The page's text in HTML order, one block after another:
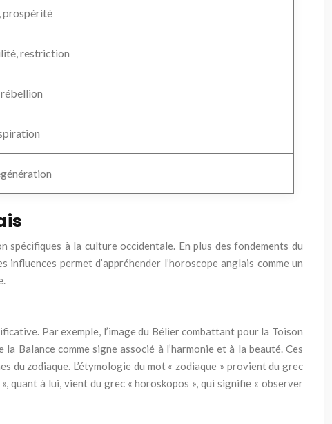
prospérité
restriction
spécifiques à la culture occidentale. En plus des fondements du
permet d’appréhender l’horoscope anglais comme un
Par exemple, l’image du Bélier combattant pour la Toison
Balance comme signe associé à l’harmonie et à la beauté. Ces
zodiaque. L’étymologie du mot « zodiaque » provient du grec
quant à lui, vient du grec « horoskopos », qui signifie « observer